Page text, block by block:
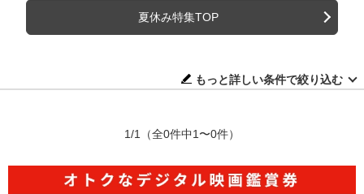
夏休み特集TOP
もっと詳しい条件で絞り込む
1/1 （全0件中1〜0件）